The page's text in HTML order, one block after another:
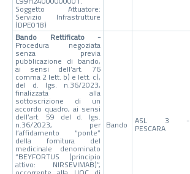
Soggetto Attuatore:
Servizio Infrastrutture
(DPE018)
Bando Rettificato -
Procedura negoziata
senza previa
pubblicazione di bando,
ai sensi dell’art. 76
comma 2 lett. b) e lett. c),
del d. lgs. n.36/2023,
finalizzata alla
sottoscrizione di un
accordo quadro, ai sensi
dell’art. 59 del d. lgs.
n.36/2023, per
l’affidamento “ponte”
della fornitura del
medicinale denominato
“BEYFORTUS (principio
attivo: NIRSEVIMAB)”,
Bando ASL 3 -
PESCARA